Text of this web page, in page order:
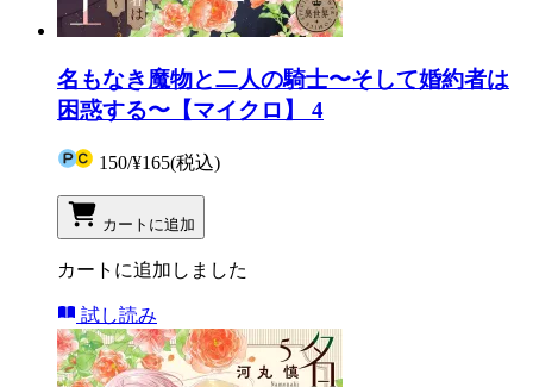
名もなき魔物と二人の騎士〜そして婚約者は
困惑する〜【マイクロ】 4
150/¥165(税込)
カートに追加
カートに追加しました
試し読み